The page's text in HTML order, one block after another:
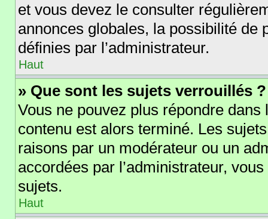
et vous devez le consulter
annonces globales, la possibilité de
définies par l’administrateur.
Haut
» Que sont les sujets verrouillés ?
Vous ne pouvez plus répondre
contenu est alors terminé. Les
raisons par un modérateur ou un
accordées par l’administrateur,
sujets.
Haut